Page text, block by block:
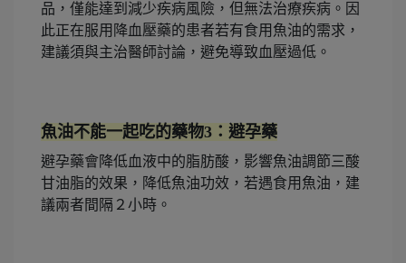
品，僅能達到減少疾病風險，但無法治療疾病。因
此正在服用降血壓藥的患者若有食用魚油的需求，
建議須與主治醫師討論，避免導致血壓過低。
魚油不能一起吃的藥物3：避孕藥
避孕藥會降低血液中的脂肪酸，影響魚油調節三酸
甘油脂的效果，降低魚油功效，若遇食用魚油，建
議兩者間隔２小時。